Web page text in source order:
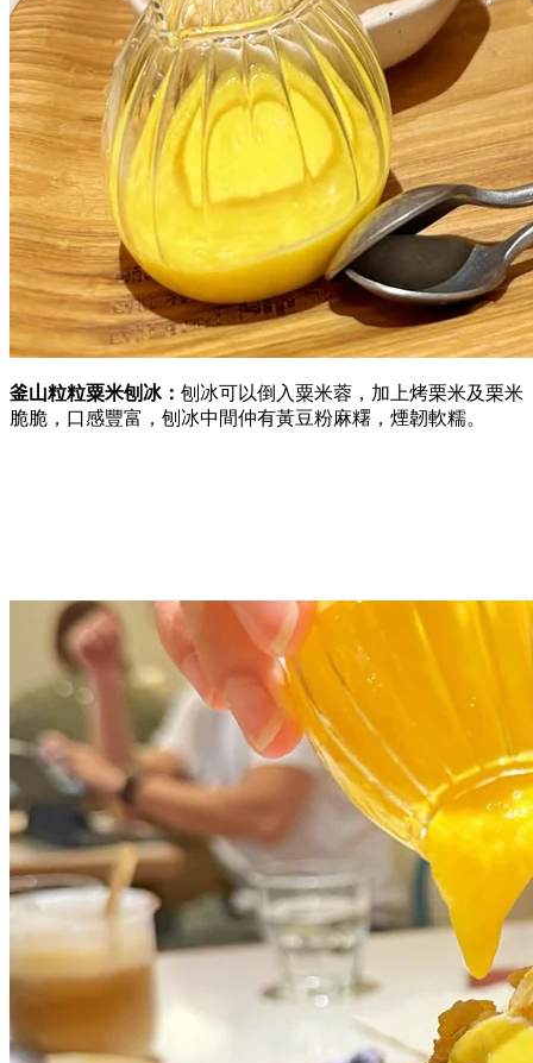
釜山粒粒粟米刨冰： 刨冰可以倒入粟米蓉，加上烤栗米及栗米
脆脆，口感豐富，刨冰中間仲有黃豆粉麻糬，煙韌軟糯。